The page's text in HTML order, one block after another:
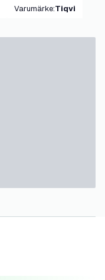
Varumärke: Tiqvi